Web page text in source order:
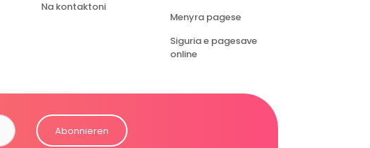
Na kontaktoni
Menyra pagese
Siguria e pagesave
online
Abonnieren